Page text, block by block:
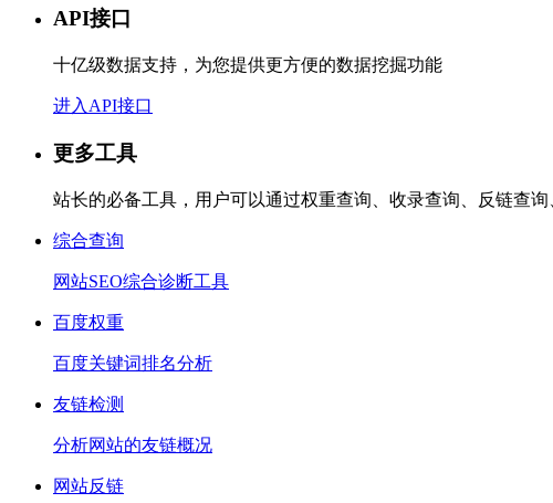
API接口
十亿级数据支持，为您提供更方便的数据挖掘功能
进入API接口
更多工具
站长的必备工具，用户可以通过权重查询、收录查询、反链查
综合查询
网站SEO综合诊断工具
百度权重
百度关键词排名分析
友链检测
分析网站的友链概况
网站反链